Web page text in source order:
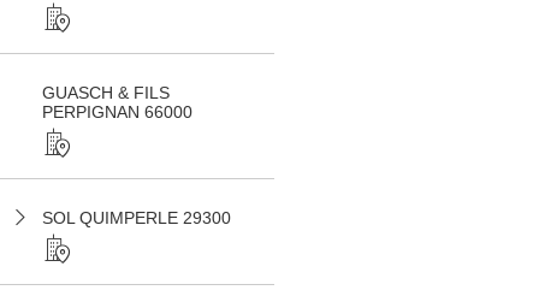
GUASCH & FILS
PERPIGNAN 66000
SOL QUIMPERLE 29300